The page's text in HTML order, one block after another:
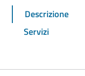
Descrizione
Servizi